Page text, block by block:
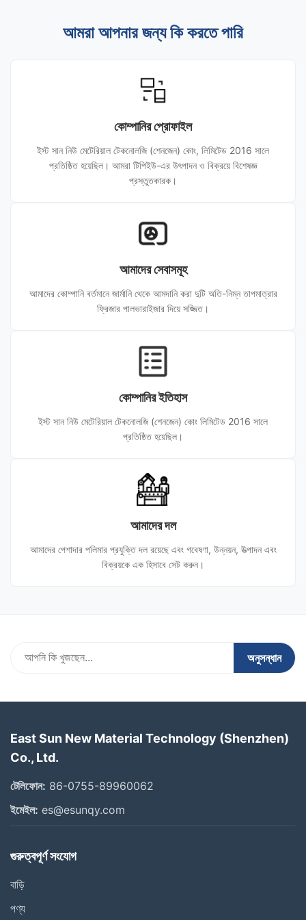
আমরা আপনার জন্য কি করতে পারি
কোম্পানির প্রোফাইল
ইস্ট সান নিউ মেটেরিয়াল টেকনোলজি (শেনজেন) কোং, লিমিটেড 2016 সালে
প্রতিষ্ঠিত হয়েছিল। আমরা টিপিইউ-এর উৎপাদন ও বিক্রয়ে বিশেষজ্ঞ
প্রস্তুতকারক।
আমাদের সেবাসমূহ
আমাদের কোম্পানি বর্তমানে জার্মানি থেকে আমদানি করা দুটি অতি-নিম্ন তাপমাত্রার
ফ্রিজার পালভারাইজার দিয়ে সজ্জিত।
কোম্পানির ইতিহাস
ইস্ট সান নিউ মেটেরিয়াল টেকনোলজি (শেনজেন) কোং লিমিটেড 2016 সালে
প্রতিষ্ঠিত হয়েছিল।
আমাদের দল
আমাদের পেশাদার পলিমার প্রযুক্তি দল রয়েছে এবং গবেষণা, উন্নয়ন, উত্পাদন এবং
বিক্রয়কে এক হিসাবে সেট করুন।
অনুসন্ধান
East Sun New Material Technology (Shenzhen)
Co., Ltd.
টেলিফোন: 86-0755-89960062
ইমেইল: es@esunqy.com
গুরুত্বপূর্ণ সংযোগ
বাড়ি
পণ্য